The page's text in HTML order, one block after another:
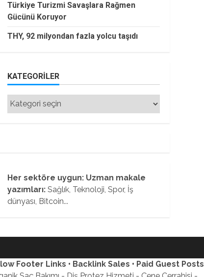
Türkiye Turizmi Savaşlara Rağmen
Gücünü Koruyor
THY, 92 milyondan fazla yolcu taşıdı
KATEGORILER
Kategoriler
Her sektöre uygun: Uzman makale
yazımları:Sağlık, Teknoloji, Spor, İş
dünyası, Bitcoin...
Footer Links • Backlink Sales • Paid Guest Posts